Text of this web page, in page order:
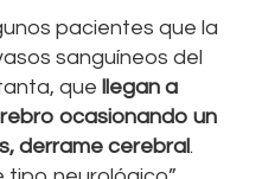
pacientes que la
sanguíneos del
que llegan a
ocasionando un
derrame cerebral.